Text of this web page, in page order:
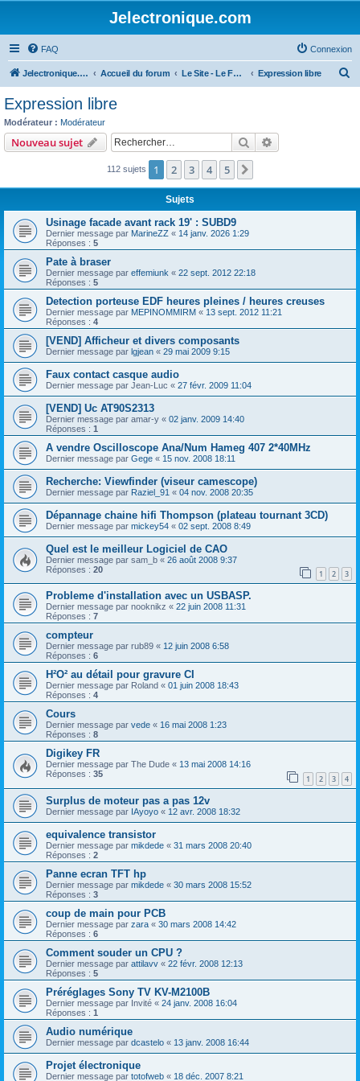
Jelectronique.com
FAQ Connexion
Jelectronique.com Accueil du forum Le Site - Le Forum Expression libre
c
Expression libre
Modérateur : Modérateur
Nouveau sujet Rechercher
112 sujets 1 2 3 4 5
Sujets
Usinage facade avant rack 19' : SUBD9
Dernier message par MarineZZ « 14 janv. 2026 1:29
Réponses : 5
Pate à braser
Dernier message par effemiunk « 22 sept. 2012 22:18
Réponses : 5
Detection porteuse EDF heures pleines / heures creuses
Dernier message par MEPINOMMIRM « 13 sept. 2012 11:21
Réponses : 4
[VEND] Afficheur et divers composants
Dernier message par lgjean « 29 mai 2009 9:15
Faux contact casque audio
Dernier message par Jean-Luc « 27 févr. 2009 11:04
[VEND] Uc AT90S2313
Dernier message par amar-y « 02 janv. 2009 14:40
Réponses : 1
A vendre Oscilloscope Ana/Num Hameg 407 2*40MHz
Dernier message par Gege « 15 nov. 2008 18:11
Recherche: Viewfinder (viseur camescope)
Dernier message par Raziel_91 « 04 nov. 2008 20:35
Dépannage chaine hifi Thompson (plateau tournant 3CD)
Dernier message par mickey54 « 02 sept. 2008 8:49
Quel est le meilleur Logiciel de CAO
Dernier message par sam_b « 26 août 2008 9:37
Réponses : 20 1 2 3
Probleme d'installation avec un USBASP.
Dernier message par nooknikz « 22 juin 2008 11:31
Réponses : 7
compteur
Dernier message par rub89 « 12 juin 2008 6:58
Réponses : 6
H²O² au détail pour gravure CI
Dernier message par Roland « 01 juin 2008 18:43
Réponses : 4
Cours
Dernier message par vede « 16 mai 2008 1:23
Réponses : 8
Digikey FR
Dernier message par The Dude « 13 mai 2008 14:16
Réponses : 35 1 2 3 4
Surplus de moteur pas a pas 12v
Dernier message par IAyoyo « 12 avr. 2008 18:32
equivalence transistor
Dernier message par mikdede « 31 mars 2008 20:40
Réponses : 2
Panne ecran TFT hp
Dernier message par mikdede « 30 mars 2008 15:52
Réponses : 3
coup de main pour PCB
Dernier message par zara « 30 mars 2008 14:42
Réponses : 6
Comment souder un CPU ?
Dernier message par attilavv « 22 févr. 2008 12:13
Réponses : 5
Préréglages Sony TV KV-M2100B
Dernier message par Invité « 24 janv. 2008 16:04
Réponses : 1
Audio numérique
Dernier message par dcastelo « 13 janv. 2008 16:44
Projet électronique
Dernier message par totofweb « 18 déc. 2007 8:21